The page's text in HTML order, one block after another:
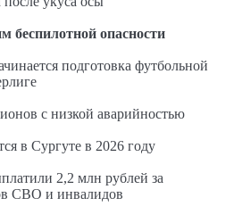
опасности
подготовка футбольной
с низкой аварийностью
в Сургуте в 2026 году
2,2 млн рублей за
СВО и инвалидов